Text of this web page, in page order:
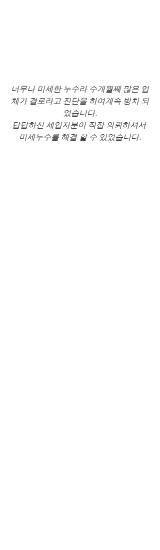
너무나 미세한 누수라 수개월째 많은 업
체가 결로라고 진단을 하여계속 방치 되
었습니다.
답답하신 세입자분이 직접 의뢰하셔서
미세누수를 해결 할 수 있었습니다.